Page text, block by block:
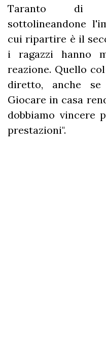
Taranto di
sottolineandone
cui ripartire è il
i ragazzi hanno
reazione. Quello
diretto, anche
Giocare in casa
dobbiamo vincere
prestazioni".